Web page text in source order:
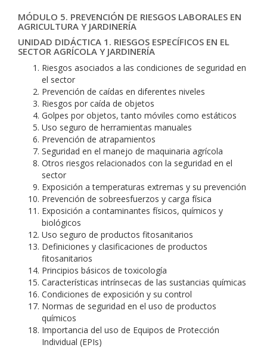
MÓDULO 5. PREVENCIÓN DE RIESGOS LABORALES EN
AGRICULTURA Y JARDINERÍA
UNIDAD DIDÁCTICA 1. RIESGOS ESPECÍFICOS EN EL
SECTOR AGRÍCOLA Y JARDINERÍA
Riesgos asociados a las condiciones de seguridad en
el sector
Prevención de caídas en diferentes niveles
Riesgos por caída de objetos
Golpes por objetos, tanto móviles como estáticos
Uso seguro de herramientas manuales
Prevención de atrapamientos
Seguridad en el manejo de maquinaria agrícola
Otros riesgos relacionados con la seguridad en el
sector
Exposición a temperaturas extremas y su prevención
Prevención de sobreesfuerzos y carga física
Exposición a contaminantes físicos, químicos y
biológicos
Uso seguro de productos fitosanitarios
Definiciones y clasificaciones de productos
fitosanitarios
Principios básicos de toxicología
Características intrínsecas de las sustancias químicas
Condiciones de exposición y su control
Normas de seguridad en el uso de productos
químicos
Importancia del uso de Equipos de Protección
Individual (EPIs)